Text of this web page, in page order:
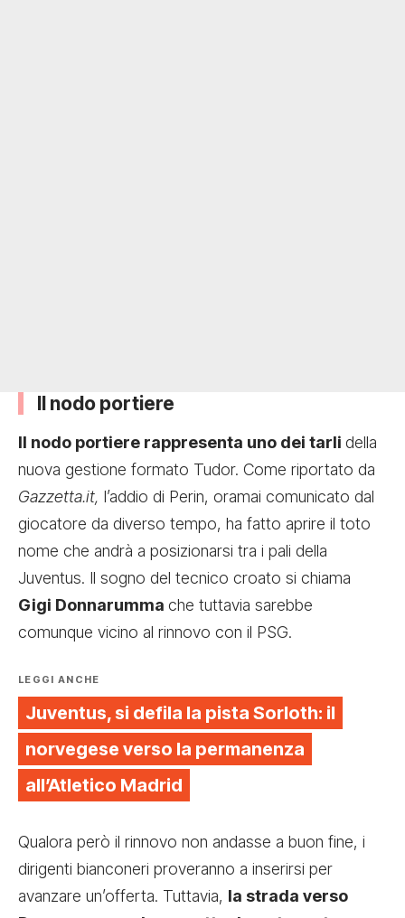
Il nodo portiere
Il nodo portiere rappresenta uno dei tarli della
nuova gestione formato Tudor. Come riportato da
Gazzetta.it, l’addio di Perin, oramai comunicato dal
giocatore da diverso tempo, ha fatto aprire il toto
nome che andrà a posizionarsi tra i pali della
Juventus. Il sogno del tecnico croato si chiama
Gigi Donnarumma che tuttavia sarebbe
comunque vicino al rinnovo con il PSG.
LEGGI ANCHE
Juventus, si defila la pista Sorloth: il
norvegese verso la permanenza
all’Atletico Madrid
Qualora però il rinnovo non andasse a buon fine, i
dirigenti bianconeri proveranno a inserirsi per
avanzare un’offerta. Tuttavia, la strada verso